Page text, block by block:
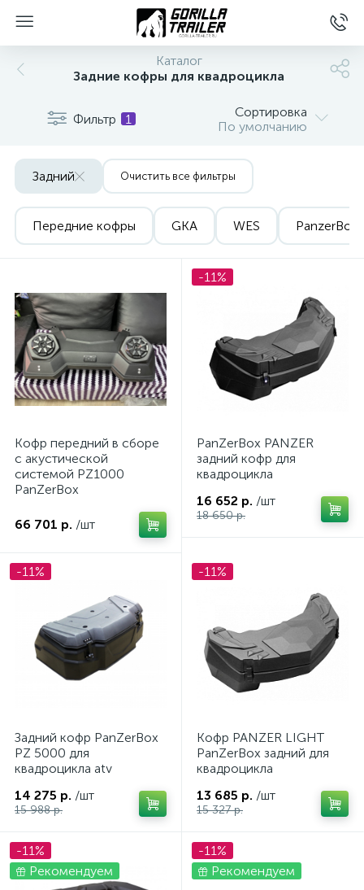
Каталог
Задние кофры для квадроцикла
Фильтр 1
Сортировка
По умолчанию
Задний Очистить все фильтры
Передние кофры GKA WES PanzerBox
Кофр передний в сборе
с акустической
системой PZ1000
PanZerBox
66 701 р. /шт
-11%
PanZerBox PANZER
задний кофр для
квадроцикла
16 652 р. /шт
18 650 р.
-11%
Задний кофр PanZerBox
PZ 5000 для
квадроцикла atv
14 275 р. /шт
15 988 р.
-11%
Кофр PANZER LIGHT
PanZerBox задний для
квадроцикла
13 685 р. /шт
15 327 р.
-11%
Рекомендуем
-11%
Рекомендуем